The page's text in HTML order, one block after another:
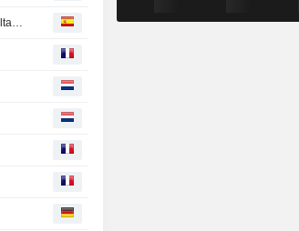
Wall Street cae mientras los inversores ponen foco en Oriente Medio y resultados